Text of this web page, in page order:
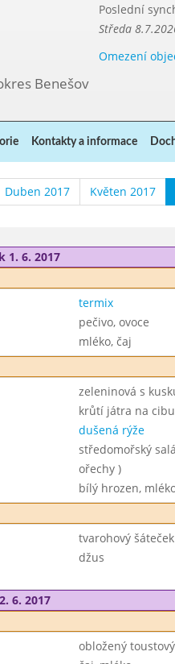
Poslední
Středa
Omezení
Benešov
Kontakty a informace
Duben 2017 Květen 2017
1. 6. 2017
termix
pečivo, ovoce
mléko, čaj
zeleninová s
krůtí játra na
dušená rýže
středomořský
ořechy )
bílý hrozen,
tvarohový šáteček
džus
6. 2017
obložený